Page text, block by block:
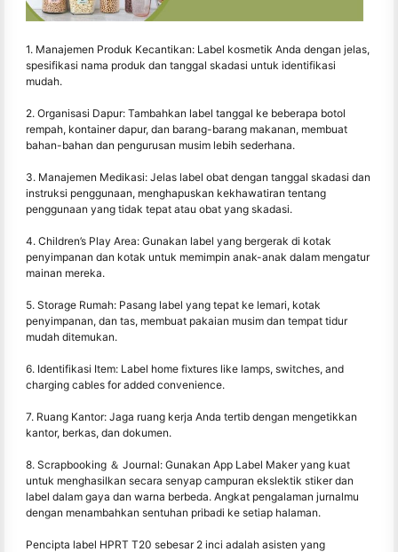
1. Manajemen Produk Kecantikan: Label kosmetik Anda dengan jelas,
spesifikasi nama produk dan tanggal skadasi untuk identifikasi
mudah.
2. Organisasi Dapur: Tambahkan label tanggal ke beberapa botol
rempah, kontainer dapur, dan barang-barang makanan, membuat
bahan-bahan dan pengurusan musim lebih sederhana.
3. Manajemen Medikasi: Jelas label obat dengan tanggal skadasi dan
instruksi penggunaan, menghapuskan kekhawatiran tentang
penggunaan yang tidak tepat atau obat yang skadasi.
4. Children’s Play Area: Gunakan label yang bergerak di kotak
penyimpanan dan kotak untuk memimpin anak-anak dalam mengatur
mainan mereka.
5. Storage Rumah: Pasang label yang tepat ke lemari, kotak
penyimpanan, dan tas, membuat pakaian musim dan tempat tidur
mudah ditemukan.
6. Identifikasi Item: Label home fixtures like lamps, switches, and
charging cables for added convenience.
7. Ruang Kantor: Jaga ruang kerja Anda tertib dengan mengetikkan
kantor, berkas, dan dokumen.
8. Scrapbooking ＆ Journal: Gunakan App Label Maker yang kuat
untuk menghasilkan secara senyap campuran ekslektik stiker dan
label dalam gaya dan warna berbeda. Angkat pengalaman jurnalmu
dengan menambahkan sentuhan pribadi ke setiap halaman.
Pencipta label HPRT T20 sebesar 2 inci adalah asisten yang